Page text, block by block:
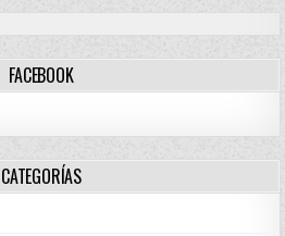
FACEBOOK
CATEGORÍAS